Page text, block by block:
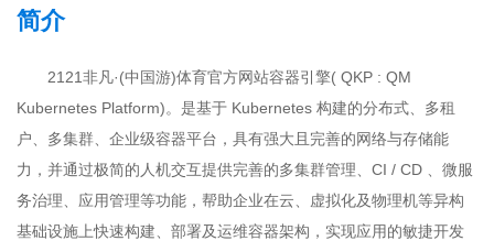
简介
2121非凡·(中国游)体育官方网站容器引擎( QKP : QM
Kubernetes Platform)。是基于 Kubernetes 构建的分布式、多租
户、多集群、企业级容器平台，具有强大且完善的网络与存储能
力，并通过极简的人机交互提供完善的多集群管理、CI / CD 、微服
务治理、应用管理等功能，帮助企业在云、虚拟化及物理机等异构
基础设施上快速构建、部署及运维容器架构，实现应用的敏捷开发